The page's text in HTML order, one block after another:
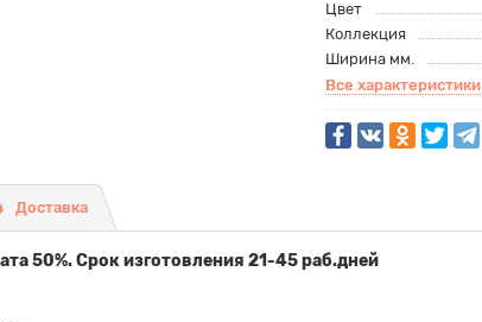
Цвет
Коллекция
Ширина мм.
Все характеристики
Доставка
50%. Срок изготовления 21-45 раб.дней